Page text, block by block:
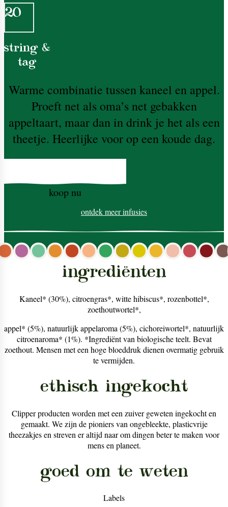
20
string &
tag
Warme combinatie tussen kaneel en appel.
Proeft net als oma’s net gebakken
appeltaart, maar dan in drink je het als een
theetje. Heerlijke voor op een koude dag.
koop nu
ontdek meerinfusies
ingrediënten
Kaneel* (30%), citroengras*, witte hibiscus*, rozenbottel*,
zoethoutwortel*,
appel* (5%), natuurlijk appelaroma (5%), cichoreiwortel*, natuurlijk
citroenaroma* (1%). *Ingrediënt van biologische teelt. Bevat
zoethout. Mensen met een hoge bloeddruk dienen overmatig gebruik
te vermijden.
ethisch ingekocht
Clipper producten worden met een zuiver geweten ingekocht en
gemaakt. We zijn de pioniers van ongebleekte, plasticvrije
theezakjes en streven er altijd naar om dingen beter te maken voor
mens en planeet.
goed om te weten
Labels